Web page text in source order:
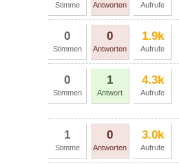
Stimme Antworten Aufrufe
0
Stimmen
0
Antworten
1.9k
Aufrufe
0
Stimmen
1
Antwort
4.3k
Aufrufe
1
Stimme
0
Antworten
3.0k
Aufrufe